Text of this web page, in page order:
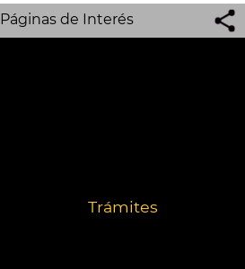
Páginas de Interés
Trámites